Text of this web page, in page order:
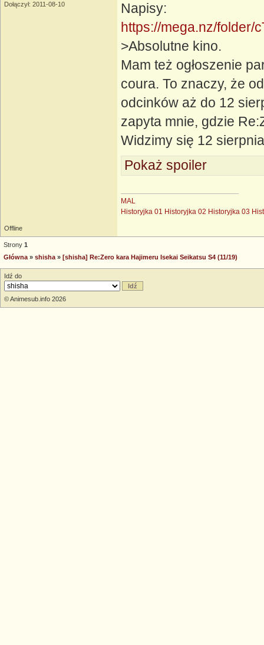
Dołączył: 2011-08-10
Napisy:
https://mega.nz/folder/
>Absolutne kino.
Mam też ogłoszenie
coura. To znaczy, że
odcinków aż do 12
zapyta mnie, gdzie
Widzimy się 12
Pokaż spoiler
MAL
Historyjka 01 Historyjka 02 Historyjka 03
Offline
Strony 1
Główna » shisha » [shisha] Re:Zero kara Hajimeru Isekai Seikatsu S4 (11/19)
Idź do
© Animesub.info 2026